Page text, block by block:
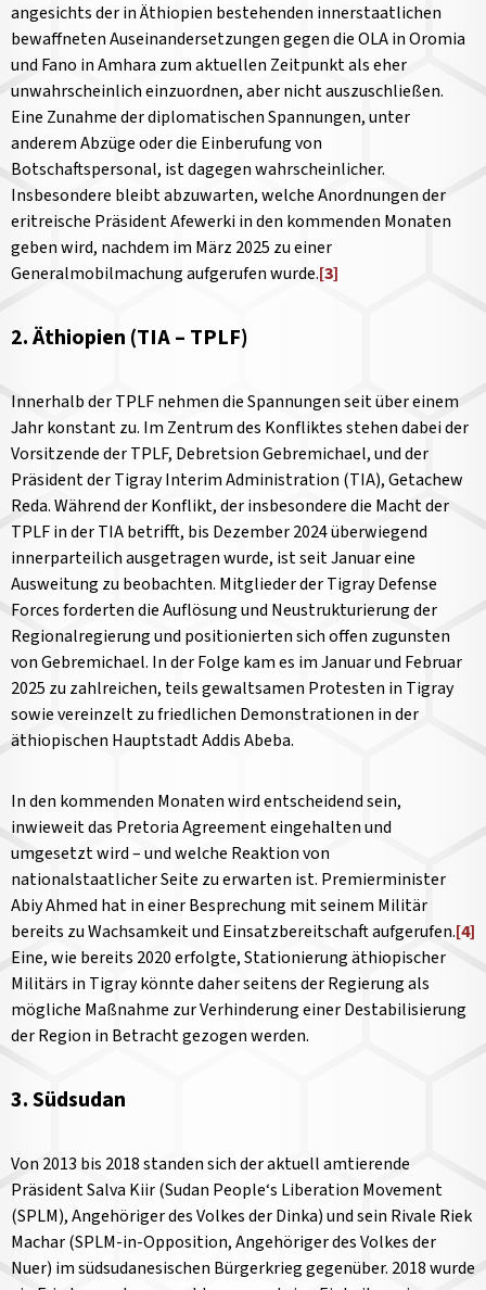
angesichts der in Äthiopien bestehenden innerstaatlichen
bewaffneten Auseinandersetzungen gegen die OLA in Oromia
und Fano in Amhara zum aktuellen Zeitpunkt als eher
unwahrscheinlich einzuordnen, aber nicht auszuschließen.
Eine Zunahme der diplomatischen Spannungen, unter
anderem Abzüge oder die Einberufung von
Botschaftspersonal, ist dagegen wahrscheinlicher.
Insbesondere bleibt abzuwarten, welche Anordnungen der
eritreische Präsident Afewerki in den kommenden Monaten
geben wird, nachdem im März 2025 zu einer
Generalmobilmachung aufgerufen wurde.[3]
2. Äthiopien (TIA – TPLF)
Innerhalb der TPLF nehmen die Spannungen seit über einem
Jahr konstant zu. Im Zentrum des Konfliktes stehen dabei der
Vorsitzende der TPLF, Debretsion Gebremichael, und der
Präsident der Tigray Interim Administration (TIA), Getachew
Reda. Während der Konflikt, der insbesondere die Macht der
TPLF in der TIA betrifft, bis Dezember 2024 überwiegend
innerparteilich ausgetragen wurde, ist seit Januar eine
Ausweitung zu beobachten. Mitglieder der Tigray Defense
Forces forderten die Auflösung und Neustrukturierung der
Regionalregierung und positionierten sich offen zugunsten
von Gebremichael. In der Folge kam es im Januar und Februar
2025 zu zahlreichen, teils gewaltsamen Protesten in Tigray
sowie vereinzelt zu friedlichen Demonstrationen in der
äthiopischen Hauptstadt Addis Abeba.
In den kommenden Monaten wird entscheidend sein,
inwieweit das Pretoria Agreement eingehalten und
umgesetzt wird – und welche Reaktion von
nationalstaatlicher Seite zu erwarten ist. Premierminister
Abiy Ahmed hat in einer Besprechung mit seinem Militär
bereits zu Wachsamkeit und Einsatzbereitschaft aufgerufen.[4]
Eine, wie bereits 2020 erfolgte, Stationierung äthiopischer
Militärs in Tigray könnte daher seitens der Regierung als
mögliche Maßnahme zur Verhinderung einer Destabilisierung
der Region in Betracht gezogen werden.
3. Südsudan
Von 2013 bis 2018 standen sich der aktuell amtierende
Präsident Salva Kiir (Sudan People‘s Liberation Movement
(SPLM), Angehöriger des Volkes der Dinka) und sein Rivale Riek
Machar (SPLM-in-Opposition, Angehöriger des Volkes der
Nuer) im südsudanesischen Bürgerkrieg gegenüber. 2018 wurde